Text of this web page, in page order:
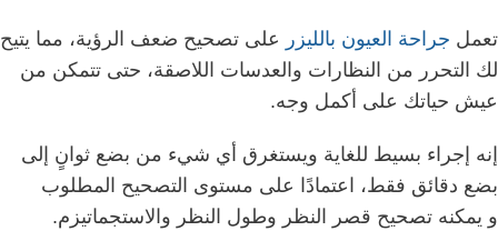
تعمل جراحة العيون بالليزر على تصحيح ضعف الرؤية، مما يتيح
لك التحرر من النظارات والعدسات اللاصقة، حتى تتمكن من
عيش حياتك على أكمل وجه.
إنه إجراء بسيط للغاية ويستغرق أي شيء من بضع ثوانٍ إلى
بضع دقائق فقط، اعتمادًا على مستوى التصحيح المطلوب
و يمكنه تصحيح قصر النظر وطول النظر والاستجماتيزم.